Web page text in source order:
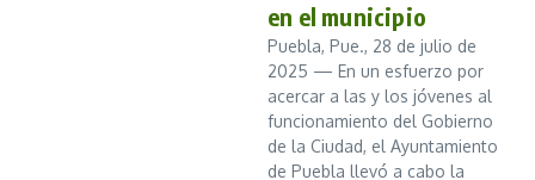
en el municipio
Puebla, Pue., 28 de julio de
2025 — En un esfuerzo por
acercar a las y los jóvenes al
funcionamiento del Gobierno
de la Ciudad, el Ayuntamiento
de Puebla llevó a cabo la